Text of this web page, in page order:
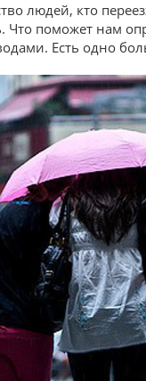
людей, кто
Что поможет нам
Есть одно